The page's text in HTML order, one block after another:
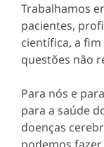
Trabalhamos
pacientes,
científica, a
questões não
Para nós e
para a saúde
doenças